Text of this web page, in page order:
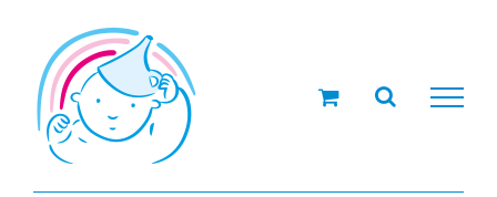
contenuto